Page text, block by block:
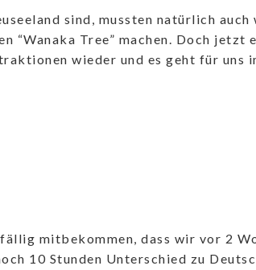
sind, mussten natürlich
“Wanaka Tree” machen. Doch
wieder und es geht für uns
mitbekommen, dass wir vor 2
10 Stunden Unterschied zu